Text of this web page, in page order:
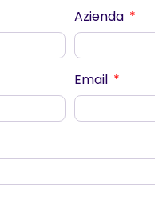
Azienda
Email